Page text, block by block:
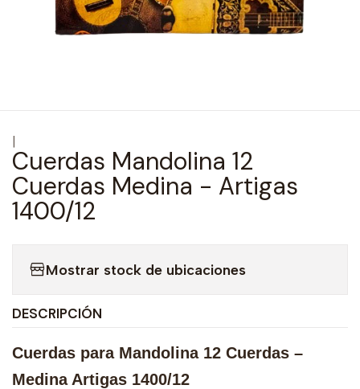
|
Cuerdas Mandolina 12
Cuerdas Medina - Artigas
1400/12
Mostrar stock de ubicaciones
DESCRIPCIÓN
Cuerdas para Mandolina 12 Cuerdas –
Medina Artigas 1400/12